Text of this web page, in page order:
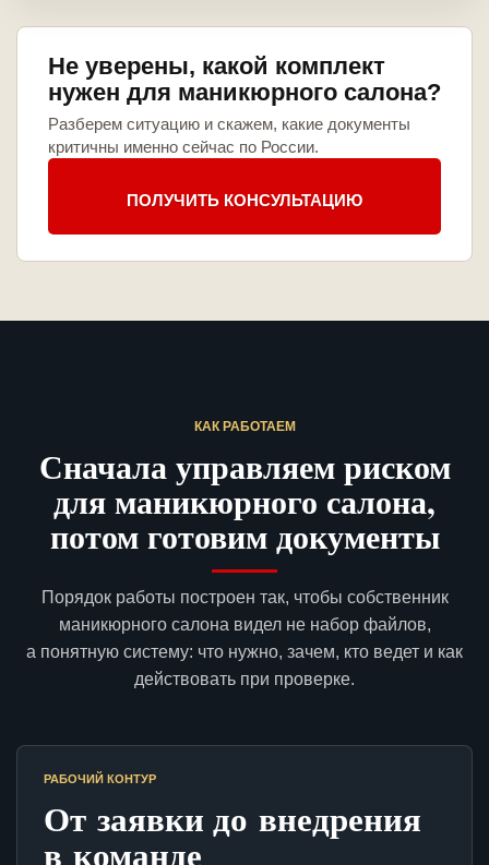
Не уверены, какой комплект
нужен для маникюрного салона?
Разберем ситуацию и скажем, какие документы
критичны именно сейчас по России.
ПОЛУЧИТЬ КОНСУЛЬТАЦИЮ
КАК РАБОТАЕМ
Сначала управляем риском
для маникюрного салона,
потом готовим документы
Порядок работы построен так, чтобы собственник
маникюрного салона видел не набор файлов,
а понятную систему: что нужно, зачем, кто ведет и как
действовать при проверке.
РАБОЧИЙ КОНТУР
От заявки до внедрения
в команде